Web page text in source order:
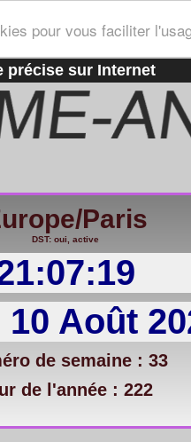
pour vous faciliter
précise sur Internet
Paris
DST: oui, active
Août
de semaine : 33
de l'année : 222